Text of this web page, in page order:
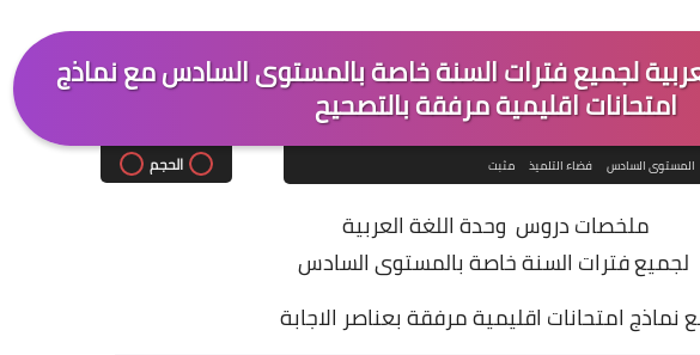
لجميع فترات السنة خاصة بالمستوى السادس مع نماذج
امتحانات اقليمية مرفقة بالتصحيح
المستوى السادس فضاء التلميذ مثبت الحجم
ملخصات دروس وحدة اللغة العربية
لجميع فترات السنة خاصة بالمستوى السادس
نماذج امتحانات اقليمية مرفقة بعناصر الاجابة